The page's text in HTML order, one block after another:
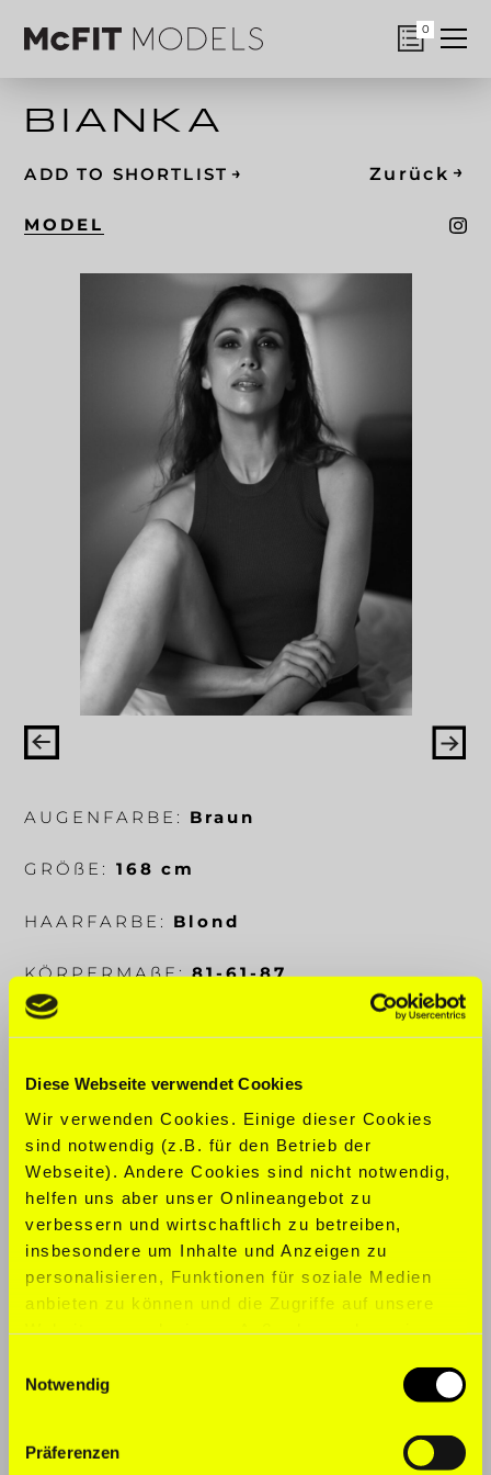
Diese Webseite verwendet Cookies
Wir verwenden Cookies. Einige dieser Cookies
sind notwendig (z.B. für den Betrieb der
Webseite). Andere Cookies sind nicht notwendig,
helfen uns aber unser Onlineangebot zu
verbessern und wirtschaftlich zu betreiben,
insbesondere um Inhalte und Anzeigen zu
personalisieren, Funktionen für soziale Medien
anbieten zu können und die Zugriffe auf unsere
Website an unsere Partner für soziale Medien,
Werbung und Analysen weiter. Unsere Partner
führen diese Informationen möglicherweise mit
weiteren Daten zusammen, die Sie ihnen
Notwendig
Präferenzen
0
BIANKA
ADD TO SHORTLIST → Zurück →
MODEL
AUGENFARBE: Braun
GRÖ ß E: 168 cm
HAARFARBE: Blond
KÖRPERMAßE:81-61-87
KONFEKTION:
SCHUHGRÖ ßE:37,5
SPORTARTEN:Aerobic, Tanzen,
Pilates, Yoga
TALENTE:Pilates/Barre/Yoga/Tanz
Trainer
SPRACHEN:Englisch, Deutsch